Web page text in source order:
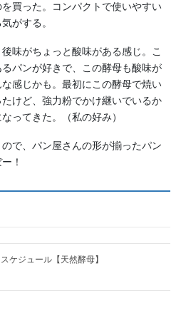
買った。コンパクトで使いやすい
がする。
味がちょっと酸味がある感じ。こ
パンが好きで、この酵母も酸味が
感じかも。最初にこの酵母で焼い
けど、強力粉でかけ継いでいるか
ってきた。（私の好み）
で、パン屋さんの形が揃ったパン
！
ケジュール【天然酵母】